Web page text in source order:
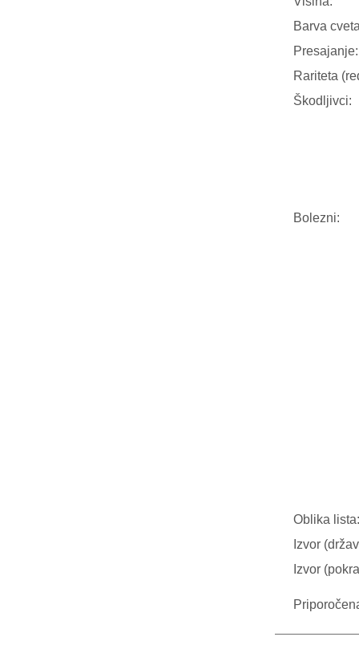
Barva
Presajanje:
Rariteta
Škodljivci:
Bolezni:
Oblika lista:
Izvor
Izvor